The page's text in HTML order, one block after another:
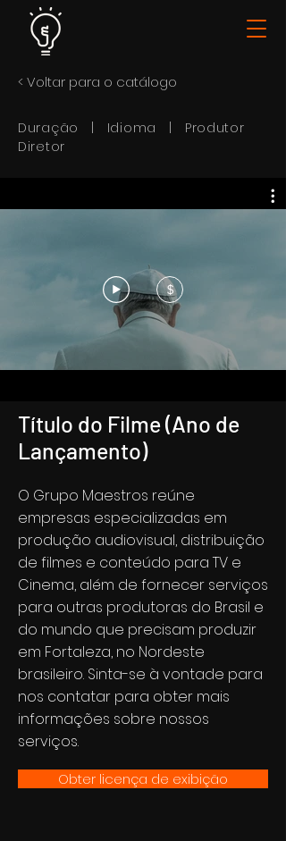
< Voltar para o catálogo
Duração | Idioma | Produtor
Diretor
$
Título do Filme (Ano de
Lançamento)
O Grupo Maestros reúne
empresas especializadas em
produção audiovisual, distribuição
de filmes e conteúdo para TV e
Cinema, além de fornecer serviços
para outras produtoras do Brasil e
do mundo que precisam produzir
em Fortaleza, no Nordeste
brasileiro. Sinta-se à vontade para
nos contatar para obter mais
informações sobre nossos
serviços.
Obter licença de exibição